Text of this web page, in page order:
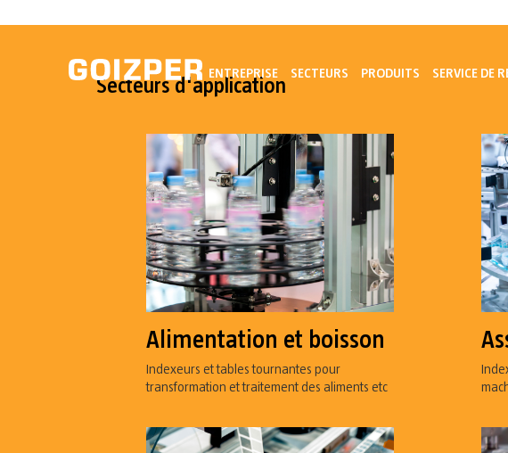
ENTREPRISE SECTEURS PRODUITS SERVICE DE
Secteurs d'application
Alimentation et boisson
Indexeurs et tables tournantes pour
transformation et traitement des aliments etc